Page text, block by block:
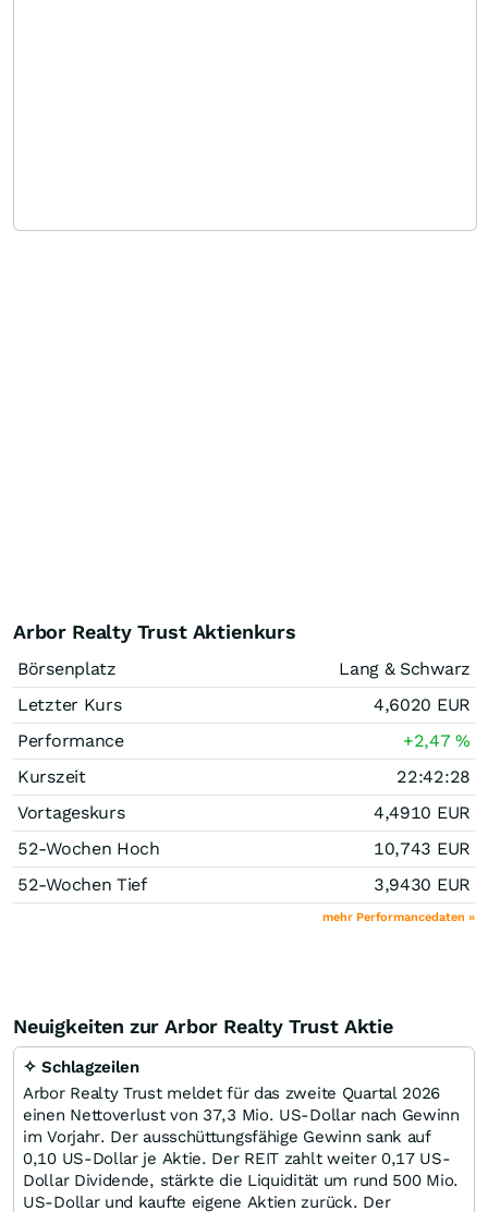
Arbor Realty Trust Aktienkurs
Börsenplatz
Lang & Schwarz
Letzter Kurs
4,6020 EUR
Performance
+2,47%
Kurszeit
22:42:28
Vortageskurs
4,4910 EUR
52-Wochen Hoch
10,743 EUR
52-Wochen Tief
3,9430 EUR
mehr Performancedaten »
Neuigkeiten zur Arbor Realty Trust Aktie
✧ Schlagzeilen
Arbor Realty Trust meldet für das zweite Quartal 2026
einen Nettoverlust von 37,3 Mio. US-Dollar nach Gewinn
im Vorjahr. Der ausschüttungsfähige Gewinn sank auf
0,10 US-Dollar je Aktie. Der REIT zahlt weiter 0,17 US-
Dollar Dividende, stärkte die Liquidität um rund 500 Mio.
US-Dollar und kaufte eigene Aktien zurück. Der